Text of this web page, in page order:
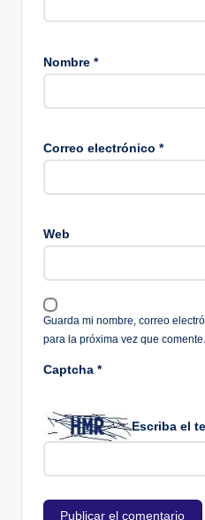
Nombre *
Correo electrónico *
Web
Guarda mi nombre, correo
para la próxima vez que comente.
Captcha *
Escriba el